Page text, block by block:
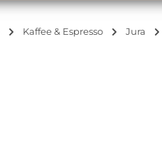
Kaffee & Espresso Jura